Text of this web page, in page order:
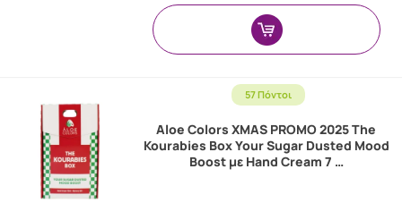
57 Πόντοι
Aloe Colors XMAS PROMO 2025 The
Kourabies Box Your Sugar Dusted Mood
Boost με Hand Cream 7 …